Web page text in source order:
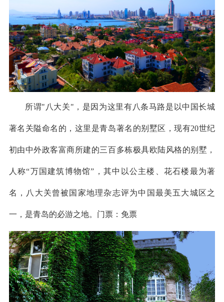
所谓"八大关"，是因为这里有八条马路是以中国长城
著名关隘命名的，这里是青岛著名的别墅区，现有20世纪
初由中外政客富商所建的三百多栋极具欧陆风格的别墅，
人称“万国建筑博物馆”，其中以公主楼、花石楼最为著
名，八大关曾被国家地理杂志评为中国最美五大城区之
一，是青岛的必游之地。门票：免票